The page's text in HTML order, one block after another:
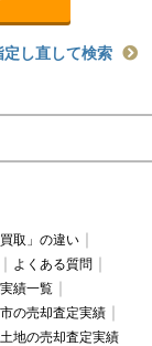
定し直して検索
取」の違い
よくある質問
績一覧
の売却査定実績
土地の売却査定実績